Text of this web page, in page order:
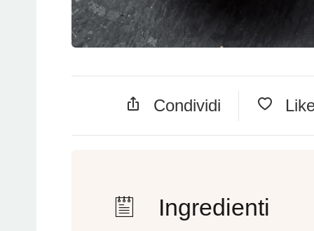
Condividi
Ingredienti